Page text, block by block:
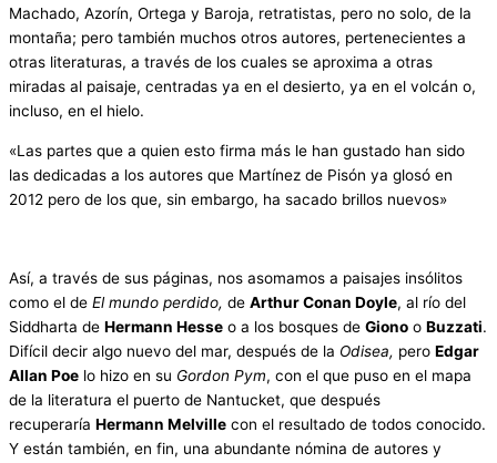
Machado, Azorín, Ortega y Baroja, retratistas, pero no solo, de la
montaña; pero también muchos otros autores, pertenecientes a
otras literaturas, a través de los cuales se aproxima a otras
miradas al paisaje, centradas ya en el desierto, ya en el volcán o,
incluso, en el hielo.
«Las partes que a quien esto firma más le han gustado han sido
las dedicadas a los autores que Martínez de Pisón ya glosó en
2012 pero de los que, sin embargo, ha sacado brillos nuevos»
Así, a través de sus páginas, nos asomamos a paisajes insólitos
como el de El mundo perdido, de Arthur Conan Doyle, al río del
Siddharta de Hermann Hesse o a los bosques de Giono o Buzzati.
Difícil decir algo nuevo del mar, después de la Odisea, pero Edgar
Allan Poe lo hizo en su Gordon Pym, con el que puso en el mapa
de la literatura el puerto de Nantucket, que después
recuperaría Hermann Melville con el resultado de todos conocido.
Y están también, en fin, una abundante nómina de autores y